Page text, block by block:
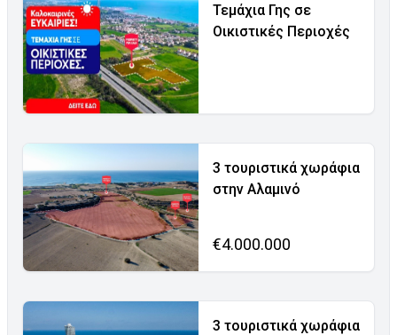
Τεμάχια Γης σε
Οικιστικές Περιοχές
3 τουριστικά χωράφια
στην Αλαμινό
€4.000.000
3 τουριστικά χωράφια